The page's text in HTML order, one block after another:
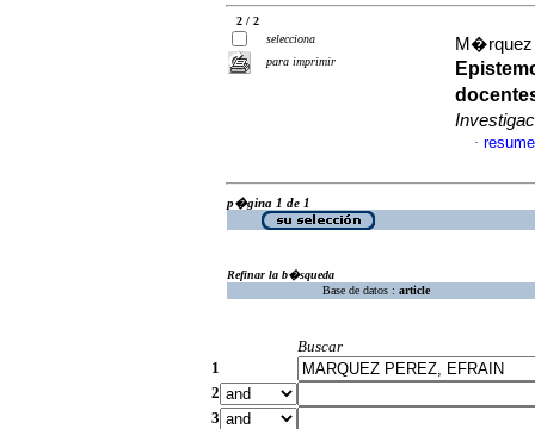
2 / 2
selecciona
para imprimir
·
p�gina 1 de 1
Refinar la b�squeda
Base de datos : article
Buscar
1
2
3